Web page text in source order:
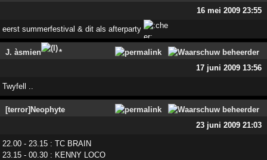
16 mei 2009 23:55
eerst summerfestival & dit als afterparty
J. àsmien
*
17 juni 2009 13:56
Twyfell ..
[terror]Neophyte
23 juni 2009 21:03
22.00 - 23.15 : TC BRAIN
23.15 - 00.30 : KENNY LOCO